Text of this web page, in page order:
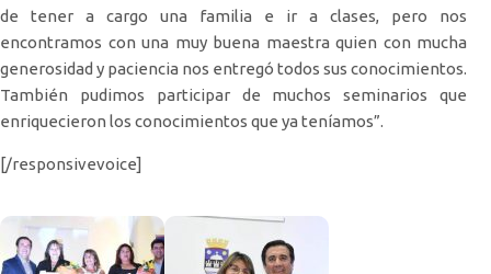
de tener a cargo una familia e ir a clases, pero nos
encontramos con una muy buena maestra quien con mucha
generosidad y paciencia nos entregó todos sus conocimientos.
También pudimos participar de muchos seminarios que
enriquecieron los conocimientos que ya teníamos”.
[/responsivevoice]